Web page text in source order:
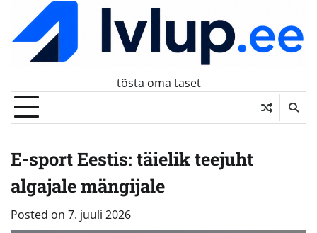
content
tõsta oma taset
E-sport Eestis: täielik teejuht
algajale mängijale
Posted on 7. juuli 2026